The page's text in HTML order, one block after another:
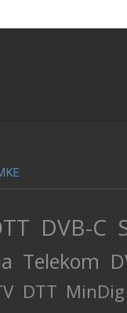
DVB-C
Telekom
DTT